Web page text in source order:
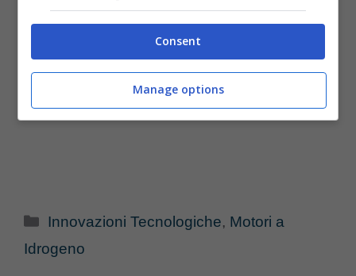
Categorie
Innovazioni Tecnologiche, Motori a
Idrogeno
Consent
Manage options